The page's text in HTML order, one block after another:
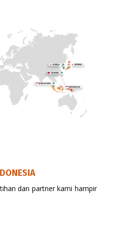
dan partner kami hampir